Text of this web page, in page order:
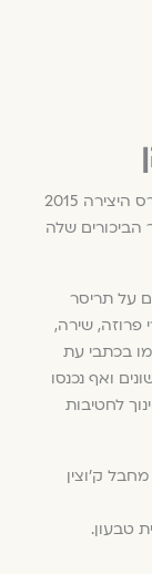
סופרת, משוררת, כלת פרס נבון 2018, כלת פרס היצירה 2015
רמת גן 2012 לספר הביכורים שלה
על תריסר
שירה,
בכתבי עת
ואף נכנסו
לחטיבות
ק'וצין